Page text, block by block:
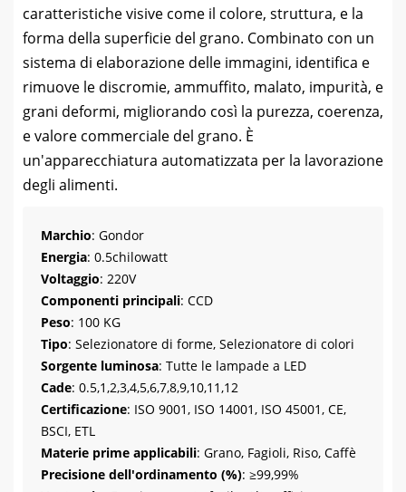
caratteristiche visive come il colore, struttura, e la
forma della superficie del grano. Combinato con un
sistema di elaborazione delle immagini, identifica e
rimuove le discromie, ammuffito, malato, impurità, e
grani deformi, migliorando così la purezza, coerenza,
e valore commerciale del grano. È
un'apparecchiatura automatizzata per la lavorazione
degli alimenti.
Marchio: Gondor
Energia: 0.5chilowatt
Voltaggio: 220V
Componenti principali: CCD
Peso: 100 KG
Tipo: Selezionatore di forme, Selezionatore di colori
Sorgente luminosa: Tutte le lampade a LED
Cade: 0.5,1,2,3,4,5,6,7,8,9,10,11,12
Certificazione: ISO 9001, ISO 14001, ISO 45001, CE,
BSCI, ETL
Materie prime applicabili: Grano, Fagioli, Riso, Caffè
Precisione dell'ordinamento (%): ≥99,99%